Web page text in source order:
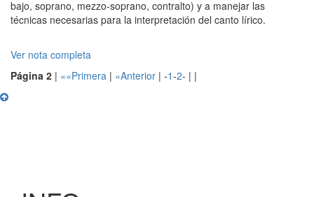
bajo, soprano, mezzo-soprano, contralto) y a manejar las
técnicas necesarias para la interpretación del canto lírico.
Ver nota completa
Página 2 | ««Primera | «Anterior | -1-2- | |